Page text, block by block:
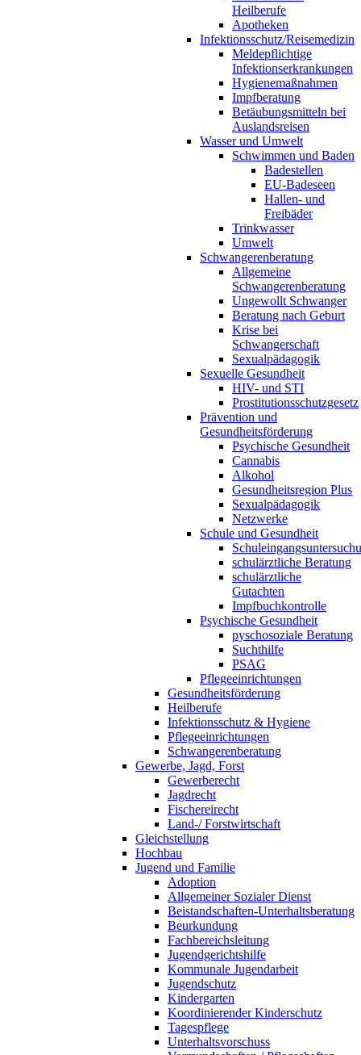
Heilberufe
Apotheken
Infektionsschutz/Reisemedizin
Meldepflichtige
Infektionserkrankungen
Hygienemaßnahmen
Impfberatung
Betäubungsmitteln bei
Auslandsreisen
Wasser und Umwelt
Schwimmen und Baden
Badestellen
EU-Badeseen
Hallen- und
Freibäder
Trinkwasser
Umwelt
Schwangerenberatung
Allgemeine
Schwangerenberatung
Ungewollt Schwanger
Beratung nach Geburt
Krise bei
Schwangerschaft
Sexualpädagogik
Sexuelle Gesundheit
HIV- und STI
Prostitutionsschutzgesetz
Prävention und
Gesundheitsförderung
Psychische Gesundheit
Cannabis
Alkohol
Gesundheitsregion Plus
Sexualpädagogik
Netzwerke
Schule und Gesundheit
schulärztliche Beratung
schulärztliche
Gutachten
Impfbuchkontrolle
Psychische Gesundheit
pyschosoziale Beratung
Suchthilfe
PSAG
Pflegeeinrichtungen
Gesundheitsförderung
Heilberufe
Infektionsschutz & Hygiene
Pflegeeinrichtungen
Schwangerenberatung
Gewerbe, Jagd, Forst
Gewerberecht
Jagdrecht
Fischereirecht
Land-/ Forstwirtschaft
Gleichstellung
Hochbau
Jugend und Familie
Adoption
Allgemeiner Sozialer Dienst
Beistandschaften-Unterhaltsberatung
Beurkundung
Fachbereichsleitung
Jugendgerichtshilfe
Kommunale Jugendarbeit
Jugendschutz
Kindergarten
Koordinierender Kinderschutz
Tagespflege
Unterhaltsvorschuss